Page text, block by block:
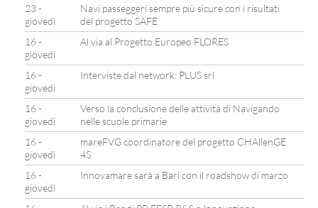
23 -
giovedì
Navi passeggeri sempre più sicure con i risultati
del progetto SAFE
16 -
giovedì
Al via al Progetto Europeo FLORES
16 -
giovedì
Interviste dal network: PLUS srl
16 -
giovedì
Verso la conclusione delle attività di Navigando
nelle scuole primarie
16 -
giovedì
mareFVG coordinatore del progetto CHAllenGE
4S
16 -
giovedì
Innovamare sarà a Bari con il roadshow di marzo